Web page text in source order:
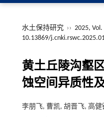
水土保持研究 ›› 2025, Vol.
10.13869/
黄土丘陵沟壑
蚀空间异质性
李朋飞, 曹凯, 胡晋飞, 高